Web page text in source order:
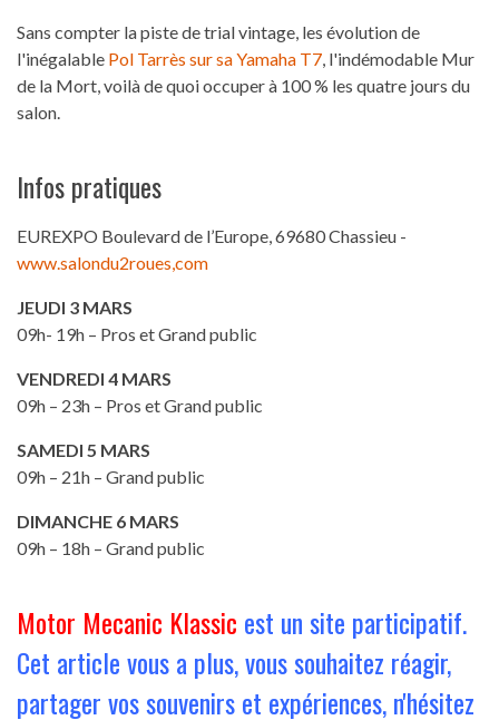
Sans compter la piste de trial vintage, les évolution de
l'inégalable Pol Tarrès sur sa Yamaha T7, l'indémodable Mur
de la Mort, voilà de quoi occuper à 100 % les quatre jours du
salon.
Infos pratiques
EUREXPO Boulevard de l’Europe, 69680 Chassieu -
www.salondu2roues,com
JEUDI 3 MARS
09h- 19h – Pros et Grand public
VENDREDI 4 MARS
09h – 23h – Pros et Grand public
SAMEDI 5 MARS
09h – 21h – Grand public
DIMANCHE 6 MARS
09h – 18h – Grand public
Motor Mecanic Klassic est un site participatif.
Cet article vous a plus, vous souhaitez réagir,
partager vos souvenirs et expériences, n'hésitez